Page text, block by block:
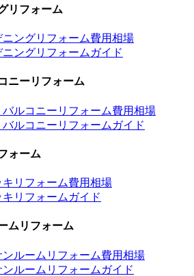
リフォーム
ニングリフォーム費用相場
ングリフォームガイド
ニーリフォーム
ルコニーリフォーム費用相場
ルコニーリフォームガイド
ォーム
キリフォーム費用相場
キリフォームガイド
ムリフォーム
ンルームリフォーム費用相場
ルームリフォームガイド